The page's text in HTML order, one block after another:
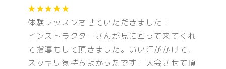
★★★★★
体験レッスンさせていただきました！
インストラクターさんが見に回って来てくれ
て指導もして頂きました。いい汗がかけて、
スッキリ気持ちよかったです！入会させて頂